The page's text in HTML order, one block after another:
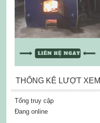
THỐNG KÊ LƯỢT XEM
Tổng truy cập
Đang online